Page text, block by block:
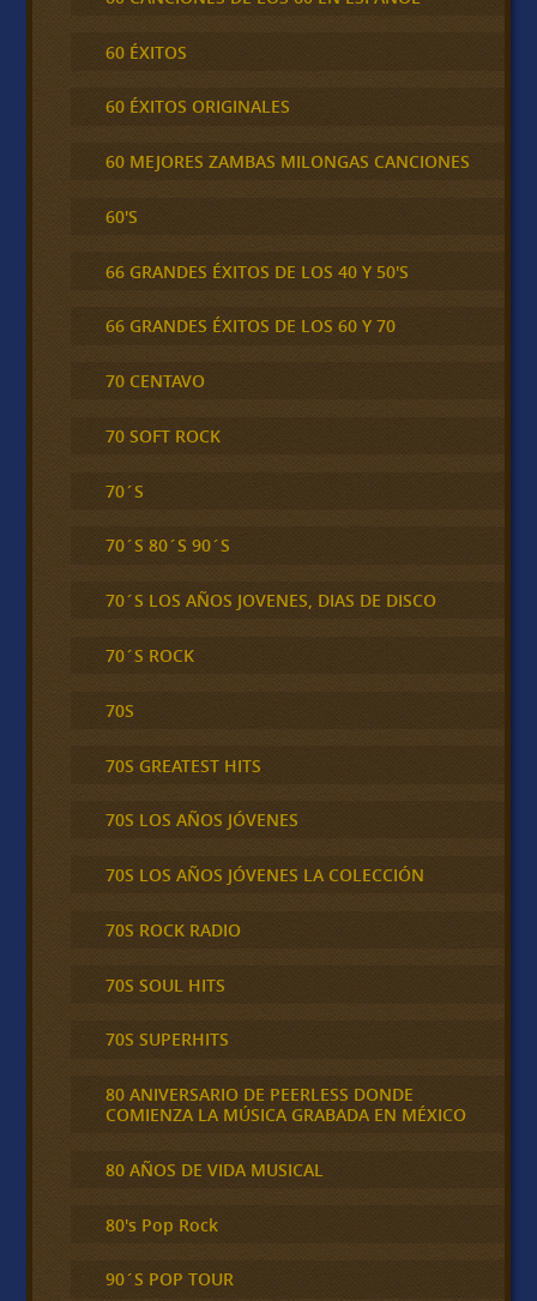
60 ÉXITOS
60 ÉXITOS ORIGINALES
60 MEJORES ZAMBAS MILONGAS CANCIONES
60'S
66 GRANDES ÉXITOS DE LOS 40 Y 50'S
66 GRANDES ÉXITOS DE LOS 60 Y 70
70 CENTAVO
70 SOFT ROCK
70´S
70´S 80´S 90´S
70´S LOS AÑOS JOVENES, DIAS DE DISCO
70´S ROCK
70S
70S GREATEST HITS
70S LOS AÑOS JÓVENES
70S LOS AÑOS JÓVENES LA COLECCIÓN
70S ROCK RADIO
70S SOUL HITS
70S SUPERHITS
80 ANIVERSARIO DE PEERLESS DONDE
COMIENZA LA MÚSICA GRABADA EN MÉXICO
80 AÑOS DE VIDA MUSICAL
80's Pop Rock
90´S POP TOUR